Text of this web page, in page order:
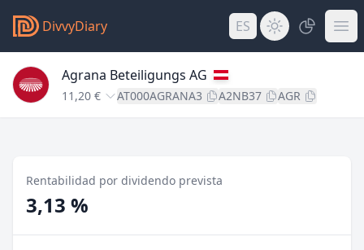
DivvyDiary ES
Agrana Beteiligungs AG
11,20 € AT000AGRANA3 A2NB37 AGR
Rentabilidad por dividendo prevista
3,13 %